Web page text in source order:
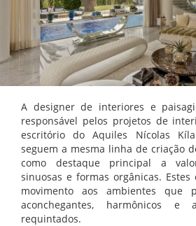
A designer de interiores e
responsável pelos projetos de
escritório do Aquiles Nícolas
seguem a mesma linha de criação
como destaque principal a
sinuosas e formas orgânicas. Estes
movimento aos ambientes que
aconchegantes, harmônicos e
requintados.